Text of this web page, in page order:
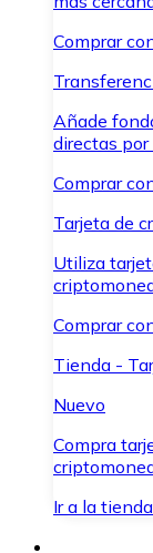
Comprar
Añade
directas por
Comprar
Tarjeta de
Utiliza
Comprar
Tienda -
Nuevo
Compra
Ir a la